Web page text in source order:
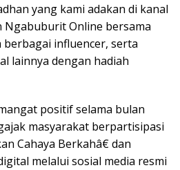
yang kami adakan di kanal
Ngabuburit Online bersama
berbagai influencer, serta
lainnya dengan hadiah
positif selama bulan
masyarakat berpartisipasi
Cahaya Berkahâ€ dan
melalui sosial media resmi